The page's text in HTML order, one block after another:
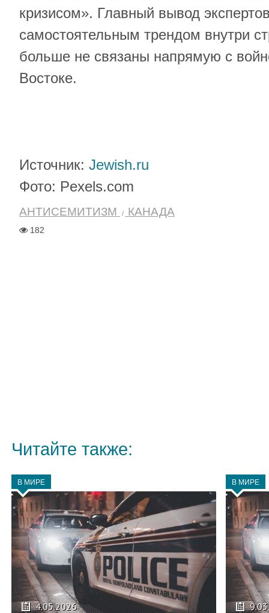
кризисом». Главный вывод
самостоятельным трендом внутри
больше не связаны напрямую с
Востоке.
Источник: Jewish.ru
Фото: Pexels.com
АНТИСЕМИТИЗМ КАНАДА
182
Читайте также:
В МИРЕ
4.05.2026
В МИРЕ